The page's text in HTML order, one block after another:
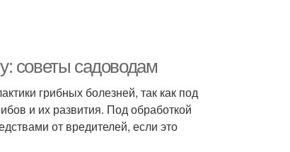
советы садоводам
грибных болезней, так как под
и их развития. Под обработкой
от вредителей, если это